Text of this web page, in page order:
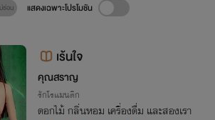
แสดงเฉพาะโปรโมชัน
เร้นใจ
คุณสราญ
รักโรแมนติก
ดอกไม้ กลิ่นหอม เครื่องดื่ม และสองเรา